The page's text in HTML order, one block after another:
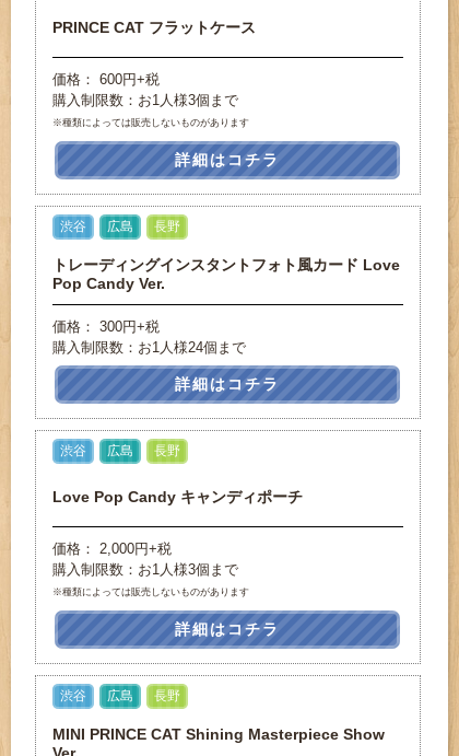
PRINCE CAT フラットケース
価格： 600円+税
購入制限数：お1人様3個まで
※種類によっては販売しないものがあります
詳細はコチラ
渋谷 広島 長野
トレーディングインスタントフォト風カード Love
Pop Candy Ver.
価格： 300円+税
購入制限数：お1人様24個まで
詳細はコチラ
渋谷 広島 長野
Love Pop Candy キャンディポーチ
価格： 2,000円+税
購入制限数：お1人様3個まで
※種類によっては販売しないものがあります
詳細はコチラ
渋谷 広島 長野
MINI PRINCE CAT Shining Masterpiece Show
Ver.